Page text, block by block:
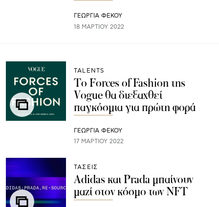
ΓΕΩΡΓΙΑ ΦΕΚΟΥ
18 ΜΑΡΤΊΟΥ 2022
TALENTS
Το Forces of Fashion της
Vogue θα διεξαχθεί
παγκόσμια για πρώτη φορά
ΓΕΩΡΓΙΑ ΦΕΚΟΥ
17 ΜΑΡΤΊΟΥ 2022
ΤΑΣΕΙΣ
Adidas και Prada μπαίνουν
μαζί στον κόσμο των NFT